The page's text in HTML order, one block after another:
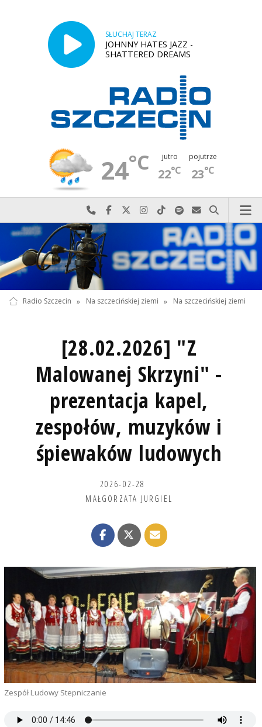
SŁUCHAJ TERAZ
JOHNNY HATES JAZZ -
SHATTERED DREAMS
24°C jutro
22°C
pojutrze
23°C
Najlepiej po prostu do nas zadzwoń
Odwiedź nas na Facebook-u
Odwiedź nas na X
Odwiedź nas na Instagram-ie
Odwiedź nas na TikTok-u
Szukaj nas na Spotify
Wyślij do nas
Szukaj
Radio Szczecin » Na szczecińskiej ziemi » Na szczecińskiej ziemi
[28.02.2026] "Z
Malowanej Skrzyni" -
prezentacja kapel,
zespołów, muzyków i
śpiewaków ludowych
2026-02-28
MAŁGORZATA JURGIEL
Zespół Ludowy Stepniczanie